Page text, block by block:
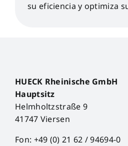
su eficiencia y optimiza
HUECK Rheinische GmbH
Hauptsitz
Helmholtzstraße 9
41747 Viersen
Fon: +49 (0) 21 62 / 94694-0